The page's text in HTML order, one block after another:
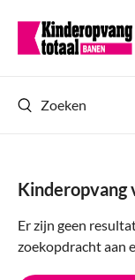
Zoeken
Kinderopvang
Er zijn geen
zoekopdracht aan